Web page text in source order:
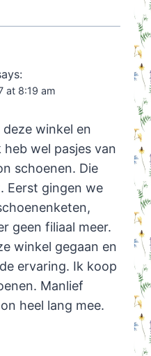
at 8:19 am
winkel en
wel pasjes van
schoenen. Die
Eerst gingen we
geen filiaal meer.
winkel gegaan en
ervaring. Ik koop
Manlief
heel lang mee.